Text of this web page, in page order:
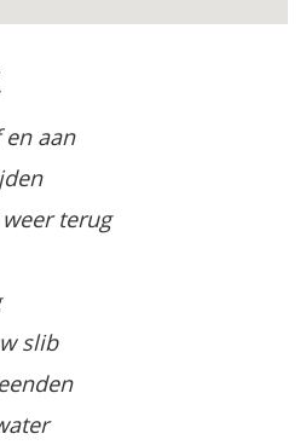
aan
terug
slib